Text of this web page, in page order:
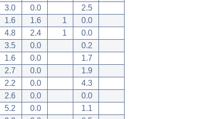
3.0 0.0
2.5
1.6 1.6 1
0.0
4.8 2.4 1
0.0
3.5 0.0
0.2
1.6 0.0
1.7
2.7 0.0
1.9
2.2 0.0
4.3
2.6 0.0
0.0
5.2 0.0
1.1